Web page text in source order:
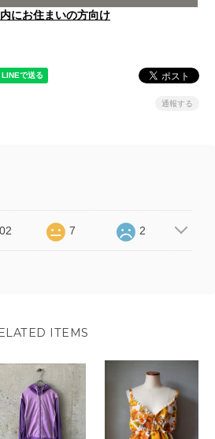
にお住まいの方向け
通報する
7 2
ITEMS